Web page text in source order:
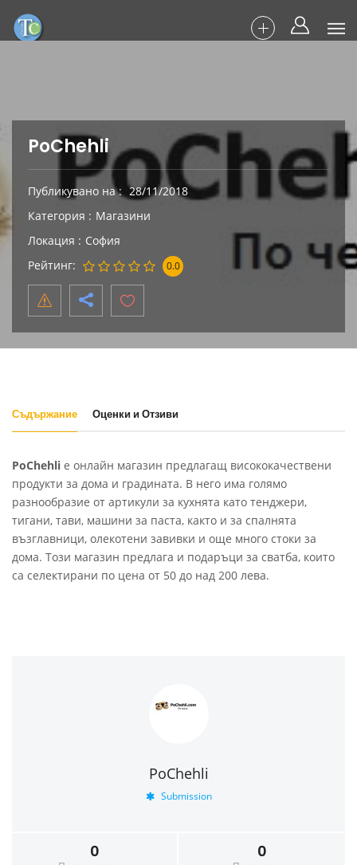
PoChehli
Публикувано на
28/11/2018
Категория
Магазини
Локация
София
Рейтинг
0.0
Съдържание Оценки и Отзиви
PoChehli e онлайн магазин предлагащ висококачествени
продукти за дома и градината. В него има голямо
разнообразие от артикули за кухнята като тенджери,
тигани, тави, машини за паста, както и за спалнята
възглавници, олекотени завивки и още много стоки за
дома. Този магазин предлага и подаръци за сватба, които
са селектирани по цена от 50 до над 200 лева.
PoChehli
Submission
0 0